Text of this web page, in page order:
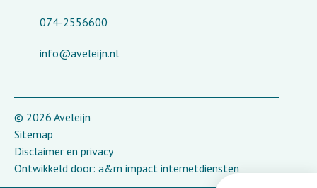
074-2556600
info@aveleijn.nl
© 2026 Aveleijn
Sitemap
Disclaimer en privacy
Ontwikkeld door: a&m impact internetdiensten